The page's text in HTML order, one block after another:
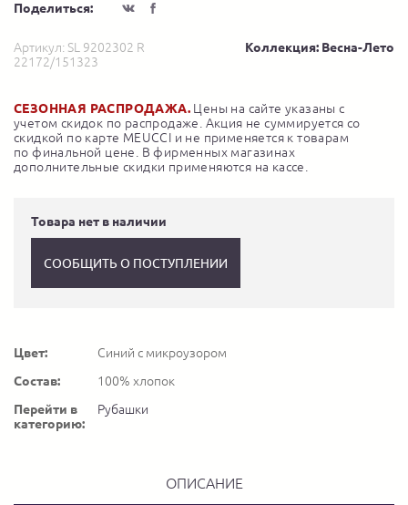
Поделиться:
Артикул: SL 9202302 R
22172/151323
Коллекция: Весна-Лето
СЕЗОННАЯ РАСПРОДАЖА. Цены на сайте указаны с
учетом скидок по распродаже. Акция не суммируется со
скидкой по карте MEUCCI и не применяется к товарам
по финальной цене. В фирменных магазинах
дополнительные скидки применяются на кассе.
Товара нет в наличии
СООБЩИТЬ О ПОСТУПЛЕНИИ
Цвет:
Синий с микроузором
Состав:
100% хлопок
Перейти в
категорию:
Рубашки
ОПИСАНИЕ